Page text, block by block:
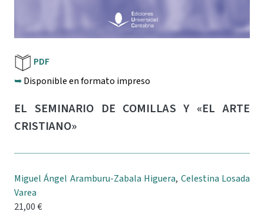
PDF
➥Disponible en formato impreso
EL SEMINARIO DE COMILLAS Y «EL ARTE
CRISTIANO»
Miguel Ángel Aramburu-Zabala Higuera, Celestina Losada
Varea
21,00 €